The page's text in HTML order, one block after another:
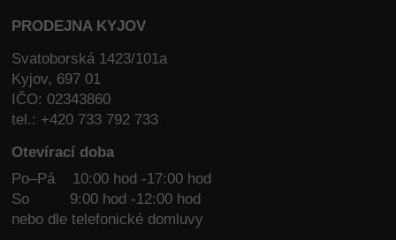
PRODEJNA KYJOV
Svatoborská 1423/101a
Kyjov, 697 01
IČO: 02343860
tel.: +420 733 792 733
Otevírací doba
Po–Pá 10:00 hod -17:00 hod
So
9:00 hod -12:00 hod
nebo dle telefonické domluvy